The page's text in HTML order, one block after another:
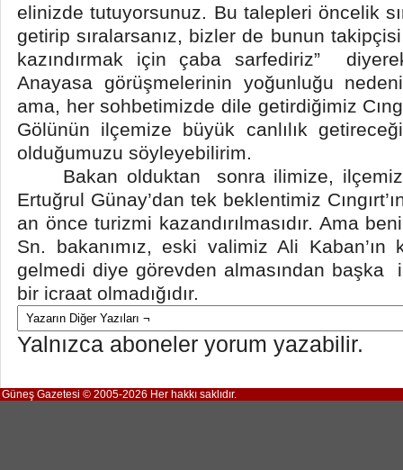
elinizde tutuyorsunuz. Bu talepleri öncelik
getirip sıralarsanız, bizler de bunun
kazındırmak için çaba sarfediriz”
Anayasa görüşmelerinin yoğunluğu
ama, her sohbetimizde dile getirdiğimiz
Gölünün ilçemize büyük canlılık
olduğumuzu söyleyebilirim.
Bakan olduktan sonra ilimize,
Ertuğrul Günay’dan tek beklentimiz
an önce turizmi kazandırılmasıdır. Ama
Sn. bakanımız, eski valimiz Ali Kaban’ın
gelmedi diye görevden almasından başka
bir icraat olmadığıdır.
Yalnızca aboneler yorum yazabilir.
Güneş Gazetesi © 2005-2026 Her hakkı saklıdır.